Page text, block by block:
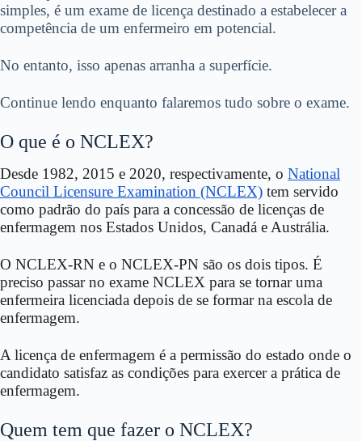
simples, é um exame de licença destinado a estabelecer a
competência de um enfermeiro em potencial.
No entanto, isso apenas arranha a superfície.
Continue lendo enquanto falaremos tudo sobre o exame.
O que é o NCLEX?
Desde 1982, 2015 e 2020, respectivamente, o National
Council Licensure Examination (NCLEX) tem servido
como padrão do país para a concessão de licenças de
enfermagem nos Estados Unidos, Canadá e Austrália.
O NCLEX-RN e o NCLEX-PN são os dois tipos. É
preciso passar no exame NCLEX para se tornar uma
enfermeira licenciada depois de se formar na escola de
enfermagem.
A licença de enfermagem é a permissão do estado onde o
candidato satisfaz as condições para exercer a prática de
enfermagem.
Quem tem que fazer o NCLEX?